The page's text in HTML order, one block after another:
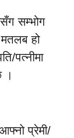
सम्भोग
हो
पत्नीमा
।
प्रेमी/